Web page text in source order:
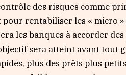
des risques comme
rentabiliser les « micro
les banques à accorder
sera atteint avant tout
plus des prêts plus